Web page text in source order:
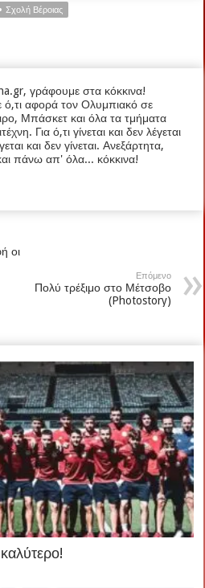
Σχολή Βέροιας
γράφουμε στα κόκκινα!
ό,τι αφορά τον Ολυμπιακό σε
Μπάσκετ και όλα τα τμήματα
Για ό,τι γίνεται και δεν λέγεται
και δεν γίνεται. Ανεξάρτητα,
και πάνω απ' όλα... κόκκινα!
οι
Επόμενο
Πολύ τρέξιμο στο Μέτσοβο
(Photostory)